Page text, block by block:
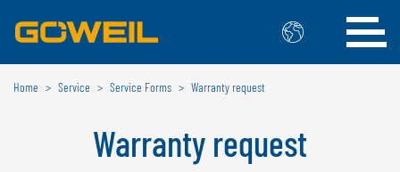
Choose Your Country / Language
INTERNATIONAL
Home Service Service Forms Warranty request
Warranty request